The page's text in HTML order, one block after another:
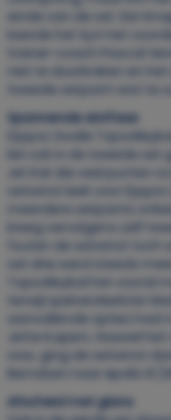
einde van de set. Een
keerde het tij in het
trainer-coach Pascal
niet te doorbreken en
tweede setpoint wist te
Spannende slotfase
Djopzz Zwolle
liet ook in de tweede set
Jet Kok die veel punten
setwinst leek voor
meerdere setpoints
kreeg vervolgens zelf
fouten de setwinst toch
set drie werd steeds
Topvolleybal het vooral
terwijl spelverdeelster
aanvallende opties had
Jette Kuipers. Hoewel
was, ging de setwinst
Berndsen naar Apollo 8
Afscheid met glans